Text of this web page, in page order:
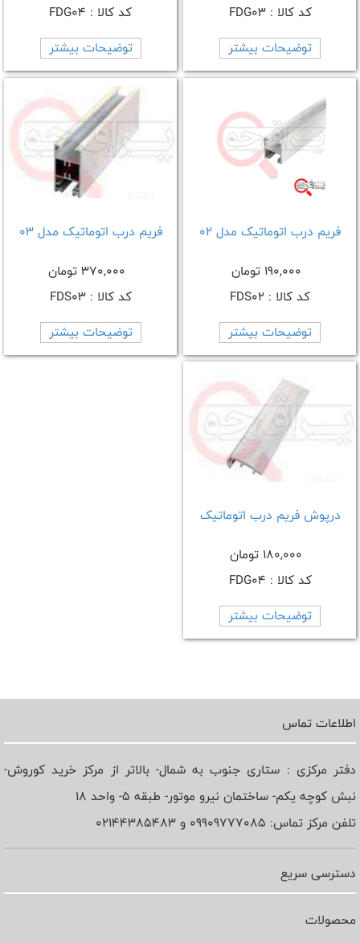
کد کالا : FDG03
توضیحات بیشتر
کد کالا : FDG04
توضیحات بیشتر
فریم درب اتوماتیک مدل 02
کد کالا : FDS02
توضیحات بیشتر
فریم درب اتوماتیک مدل 03
کد کالا : FDS03
توضیحات بیشتر
درپوش فریم درب اتوماتیک
کد کالا : FDG04
توضیحات بیشتر
اطلاعات تماس
دفتر مرکزی : ستاری جنوب به شمال- بالاتر از مرکز خرید کوروش-
نبش کوچه یکم- ساختمان نیرو موتور- طبقه 5- واحد 18
تلفن مرکز تماس: 09909777085 و 02144385483
دسترسی سریع
محصولات